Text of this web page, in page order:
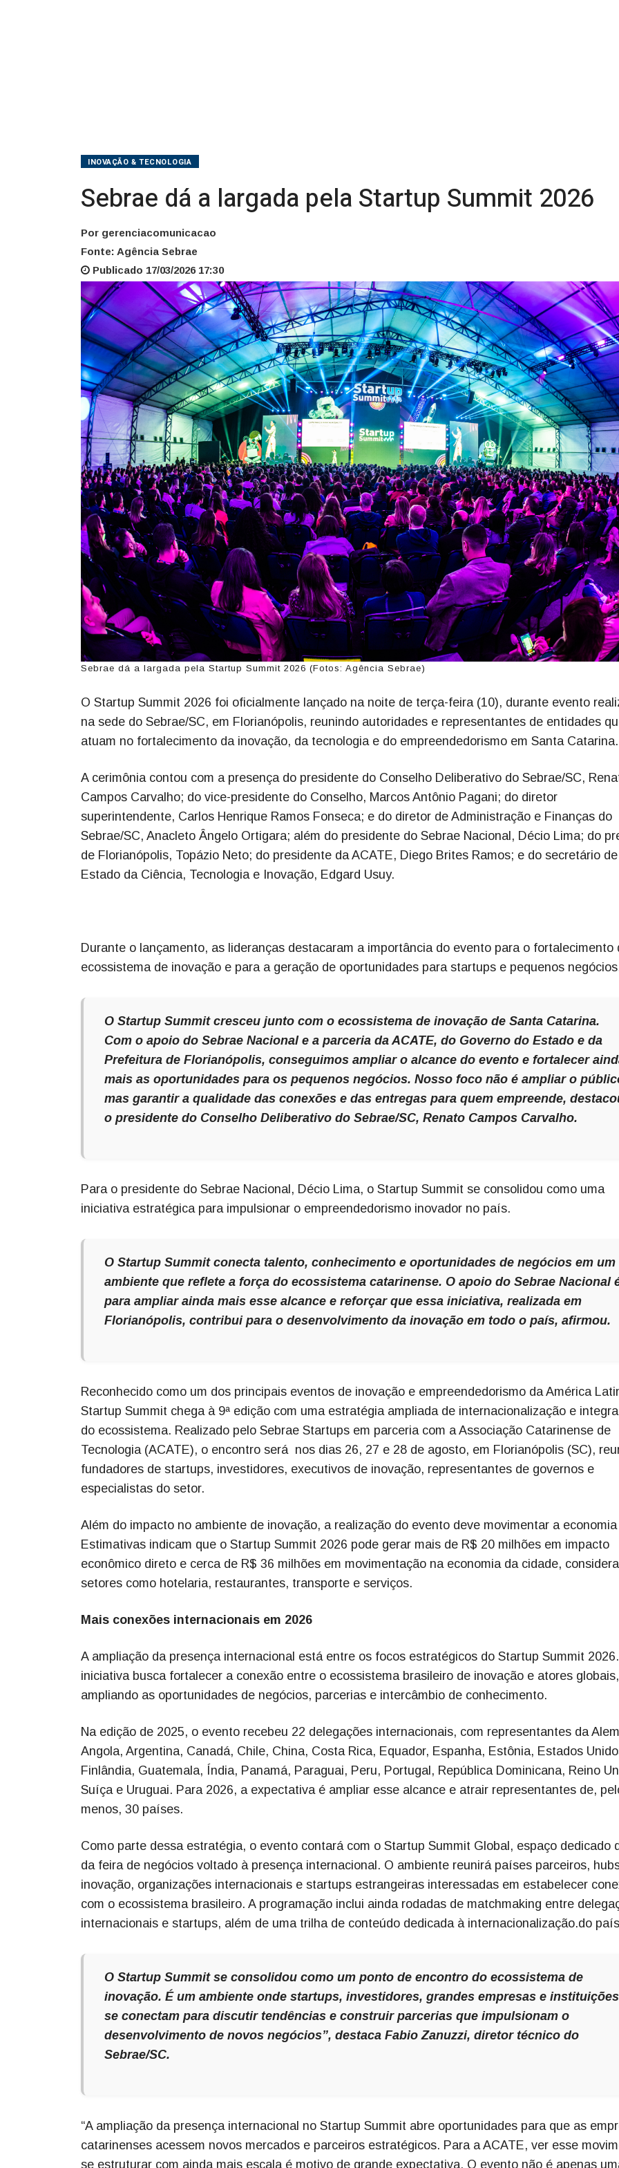
INOVAÇÃO & TECNOLOGIA
Sebrae dá a largada pela Startup Summit 2026
Por gerenciacomunicacao
Fonte: Agência Sebrae
Publicado 17/03/2026 17:30
Sebrae dá a largada pela Startup Summit 2026 (Fotos: Agência Sebrae)
O Startup Summit 2026 foi oficialmente lançado na noite de terça-feira (10), durante evento
na sede do Sebrae/SC, em Florianópolis, reunindo autoridades e representantes de entidades
atuam no fortalecimento da inovação, da tecnologia e do empreendedorismo em Santa Catarina.
A cerimônia contou com a presença do presidente do Conselho Deliberativo do Sebrae/SC,
Campos Carvalho; do vice-presidente do Conselho, Marcos Antônio Pagani; do diretor
superintendente, Carlos Henrique Ramos Fonseca; e do diretor de Administração e Finanças do
Sebrae/SC, Anacleto Ângelo Ortigara; além do presidente do Sebrae Nacional, Décio Lima; do
de Florianópolis, Topázio Neto; do presidente da ACATE, Diego Brites Ramos; e do secretário de
Estado da Ciência, Tecnologia e Inovação, Edgard Usuy.
Durante o lançamento, as lideranças destacaram a importância do evento para o fortalecimento
ecossistema de inovação e para a geração de oportunidades para startups e pequenos
O Startup Summit cresceu junto com o ecossistema de inovação de Santa Catarina.
Com o apoio do Sebrae Nacional e a parceria da ACATE, do Governo do Estado e da
Prefeitura de Florianópolis, conseguimos ampliar o alcance do evento e fortalecer
mais as oportunidades para os pequenos negócios. Nosso foco não é ampliar o
mas garantir a qualidade das conexões e das entregas para quem empreende,
o presidente do Conselho Deliberativo do Sebrae/SC, Renato Campos Carvalho.
Para o presidente do Sebrae Nacional, Décio Lima, o Startup Summit se consolidou como uma
iniciativa estratégica para impulsionar o empreendedorismo inovador no país.
O Startup Summit conecta talento, conhecimento e oportunidades de negócios em um
ambiente que reflete a força do ecossistema catarinense. O apoio do Sebrae Nacional
para ampliar ainda mais esse alcance e reforçar que essa iniciativa, realizada em
Florianópolis, contribui para o desenvolvimento da inovação em todo o país, afirmou.
Reconhecido como um dos principais eventos de inovação e empreendedorismo da América
Startup Summit chega à 9ª edição com uma estratégia ampliada de internacionalização e
do ecossistema. Realizado pelo Sebrae Startups em parceria com a Associação Catarinense de
Tecnologia (ACATE), o encontro será nos dias 26, 27 e 28 de agosto, em Florianópolis (SC),
fundadores de startups, investidores, executivos de inovação, representantes de governos e
especialistas do setor.
Além do impacto no ambiente de inovação, a realização do evento deve movimentar a
Estimativas indicam que o Startup Summit 2026 pode gerar mais de R$ 20 milhões em impacto
econômico direto e cerca de R$ 36 milhões em movimentação na economia da cidade,
setores como hotelaria, restaurantes, transporte e serviços.
Mais conexões internacionais em 2026
A ampliação da presença internacional está entre os focos estratégicos do Startup Summit
iniciativa busca fortalecer a conexão entre o ecossistema brasileiro de inovação e atores globais,
ampliando as oportunidades de negócios, parcerias e intercâmbio de conhecimento.
Na edição de 2025, o evento recebeu 22 delegações internacionais, com representantes da
Angola, Argentina, Canadá, Chile, China, Costa Rica, Equador, Espanha, Estônia, Estados
Finlândia, Guatemala, Índia, Panamá, Paraguai, Peru, Portugal, República Dominicana, Reino
Suíça e Uruguai. Para 2026, a expectativa é ampliar esse alcance e atrair representantes de,
menos, 30 países.
Como parte dessa estratégia, o evento contará com o Startup Summit Global, espaço dedicado
da feira de negócios voltado à presença internacional. O ambiente reunirá países parceiros,
inovação, organizações internacionais e startups estrangeiras interessadas em estabelecer
com o ecossistema brasileiro. A programação inclui ainda rodadas de matchmaking entre
internacionais e startups, além de uma trilha de conteúdo dedicada à internacionalização.do
O Startup Summit se consolidou como um ponto de encontro do ecossistema de
inovação. É um ambiente onde startups, investidores, grandes empresas e instituições
se conectam para discutir tendências e construir parcerias que impulsionam o
desenvolvimento de novos negócios”, destaca Fabio Zanuzzi, diretor técnico do
Sebrae/SC.
“A ampliação da presença internacional no Startup Summit abre oportunidades para que as
catarinenses acessem novos mercados e parceiros estratégicos. Para a ACATE, ver esse
se estruturar com ainda mais escala é motivo de grande expectativa. O evento não é apenas